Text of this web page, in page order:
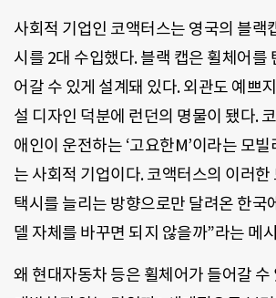
사회적 기업인 코액터스는 영국의 블
시를 2대 수입했다. 블랙 캡은 휠체어를
어갈 수 있게 설계돼 있다. 외관도 예쁘
설 디자인 덕분에 런던의 명물이 됐다.
애인이 운전하는 ‘고요한M’이라는 모
는 사회적 기업이다. 코액터스의 이러한
택시를 늘리는 방향으로만 달려온 한국
델 자체를 바꾸면 되지 않을까”라는 메
왜 현대자동차 등은 휠체어가 들어갈 수